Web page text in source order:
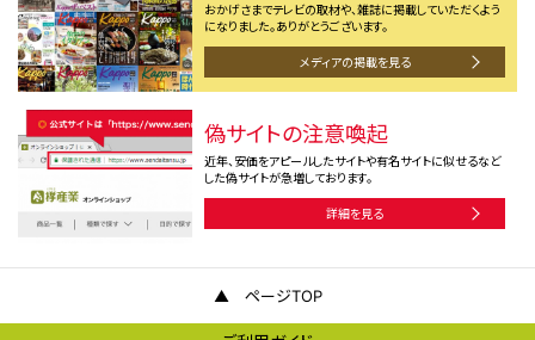
おかげさまでテレビの取材や、雑誌に掲載していただくよう
になりました。ありがとうございます。
メディアの掲載を見る
偽サイトの注意喚起
近年、安価をアピールしたサイトや有名サイトに似せるなど
した偽サイトが急増しております。
詳細を見る
ページTOP